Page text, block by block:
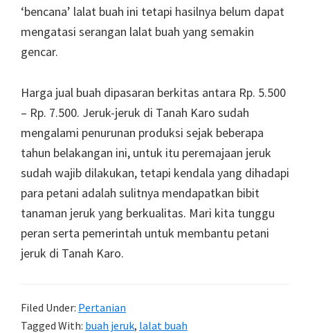
‘bencana’ lalat buah ini tetapi hasilnya belum dapat
mengatasi serangan lalat buah yang semakin
gencar.
Harga jual buah dipasaran berkitas antara Rp. 5.500
– Rp. 7.500. Jeruk-jeruk di Tanah Karo sudah
mengalami penurunan produksi sejak beberapa
tahun belakangan ini, untuk itu peremajaan jeruk
sudah wajib dilakukan, tetapi kendala yang dihadapi
para petani adalah sulitnya mendapatkan bibit
tanaman jeruk yang berkualitas. Mari kita tunggu
peran serta pemerintah untuk membantu petani
jeruk di Tanah Karo.
Filed Under: Pertanian
Tagged With: buah jeruk, lalat buah